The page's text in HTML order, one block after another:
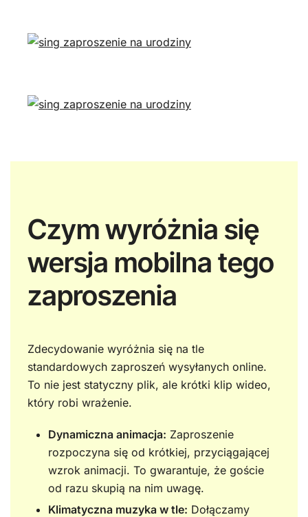
Czym wyróżnia się
wersja mobilna tego
zaproszenia
Zdecydowanie wyróżnia się na tle
standardowych zaproszeń wysyłanych online.
To nie jest statyczny plik, ale krótki klip wideo,
który robi wrażenie.
Dynamiczna animacja: Zaproszenie
rozpoczyna się od krótkiej, przyciągającej
wzrok animacji. To gwarantuje, że goście
od razu skupią na nim uwagę.
Klimatyczna muzyka w tle: Dołączamy